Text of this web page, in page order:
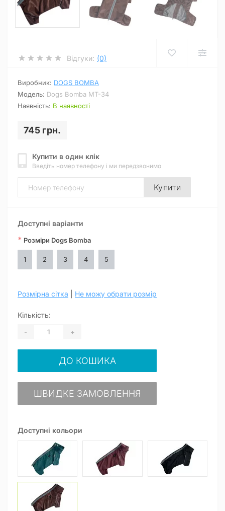
Відгуки: (0)
Виробник: DOGS BOMBA
Модель: Dogs Bomba MT-34
Наявність: В наявності
745 грн.
Купити в один клік
Введіть номер телефону і ми передзвонимо
Купити
Доступні кольори
Доступні варіанти
* Розміри Dogs Bomba
1 2 3 4 5
Розмірна сітка Не можу обрати розмір
Кількість:
- +
ДО КОШИКА
ШВИДКЕ ЗАМОВЛЕННЯ